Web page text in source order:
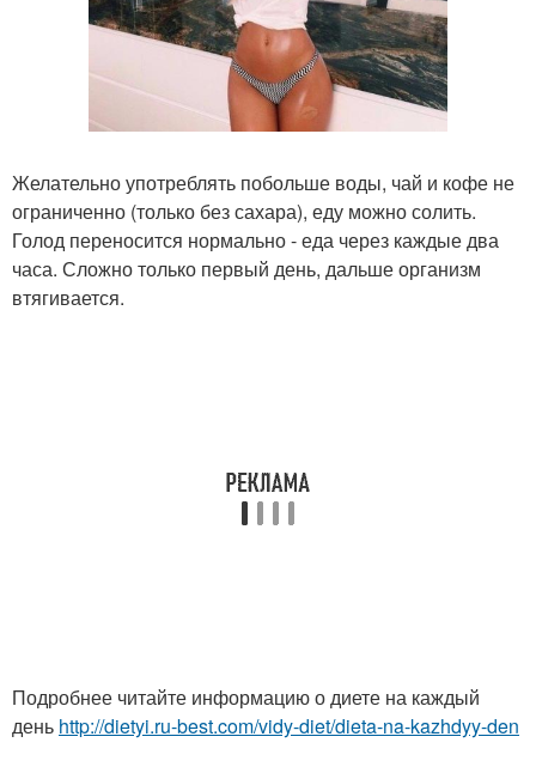
Желательно употреблять побольше воды, чай и кофе не
ограниченно (только без сахара), еду можно солить.
Голод переносится нормально - еда через каждые два
часа. Сложно только первый день, дальше организм
втягивается.
Подробнее читайте информацию о диете на каждый
день http://dietyi.ru-best.com/vidy-diet/dieta-na-kazhdyy-den